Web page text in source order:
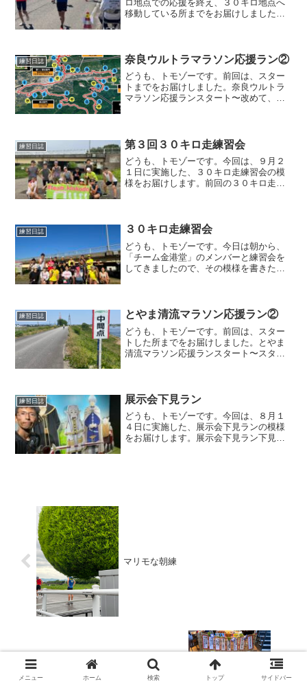
ロ地点での応援を終え、３０キロ地点へ
移動している所までをお届けしました。
る応援の方々から、頑張れ...
練習日誌 奈良ウルトラマラソン応援ラン②
どうも、トモゾーです。前回は、スター
トまでをお届けしました。奈良ウルトラ
マラソン応援ランスタート〜改めて、選
間差があります。一番遅い...
練習日誌 第３回３０キロ走練習会
どうも、トモゾーです。今回は、９月２
１日に実施した、３０キロ走練習会の模
様をお届けします。前回の３０キロ走練
ので、今年も同じ時期に開...
練習日誌 ３０キロ走練習会
どうも、トモゾーです。今日は朝から、
「チーム金港堂」のメンバーと練習会を
してきましたので、その模様を書きたい
た。私がチームの練習会...
練習日誌 とやま清流マラソン応援ラン②
どうも、トモゾーです。前回は、スター
トした所までをお届けしました。とやま
清流マラソン応援ランスタート〜スター
らいになります。ラン友さ...
練習日誌 展示会下見ラン
どうも、トモゾーです。今回は、８月１
４日に実施した、展示会下見ランの模様
をお届けします。展示会下見ラン下見ラ
マリモな朝練
卯辰山と食べ放題
メニュー ホーム 検索 トップ サイドバー